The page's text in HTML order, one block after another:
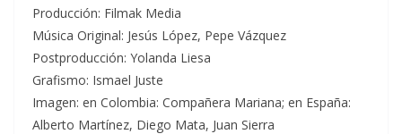
Producción: Filmak Media
Música Original: Jesús López, Pepe Vázquez
Postproducción: Yolanda Liesa
Grafismo: Ismael Juste
Imagen: en Colombia: Compañera Mariana; en España:
Alberto Martínez, Diego Mata, Juan Sierra